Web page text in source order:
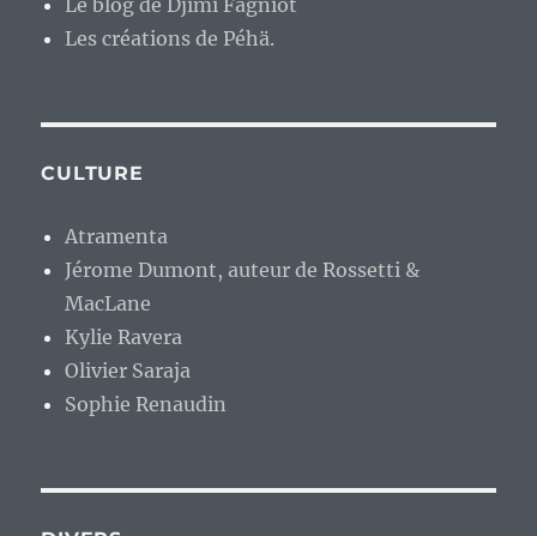
Le blog de Djimi Fagniot
Les créations de Péhä.
CULTURE
Atramenta
Jérome Dumont, auteur de Rossetti &
MacLane
Kylie Ravera
Olivier Saraja
Sophie Renaudin